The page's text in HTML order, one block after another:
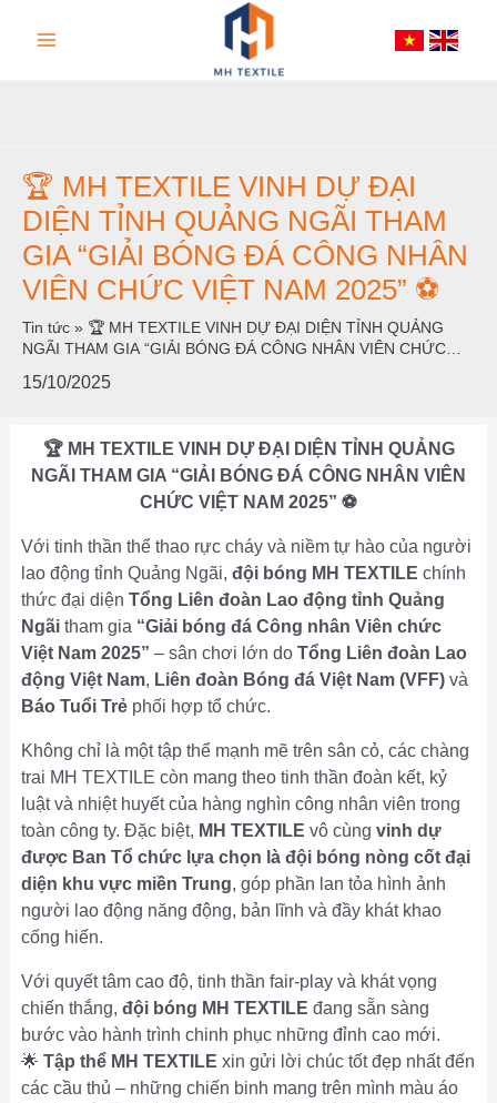
🏆 MH TEXTILE VINH DỰ ĐẠI
DIỆN TỈNH QUẢNG NGÃI THAM
GIA “GIẢI BÓNG ĐÁ CÔNG NHÂN
VIÊN CHỨC VIỆT NAM 2025” ⚽
Tin tức » 🏆 MH TEXTILE VINH DỰ ĐẠI DIỆN TỈNH QUẢNG
NGÃI THAM GIA “GIẢI BÓNG ĐÁ CÔNG NHÂN VIÊN CHỨC
15/10/2025
🏆 MH TEXTILE VINH DỰ ĐẠI DIỆN TỈNH QUẢNG
NGÃI THAM GIA “GIẢI BÓNG ĐÁ CÔNG NHÂN VIÊN
CHỨC VIỆT NAM 2025” ⚽
Với tinh thần thể thao rực cháy và niềm tự hào của người
lao động tỉnh Quảng Ngãi, đội bóng MH TEXTILE chính
thức đại diện Tổng Liên đoàn Lao động tỉnh Quảng
Ngãitham gia “Giải bóng đá Công nhân Viên chức
Việt Nam 2025” – sân chơi lớn do Tổng Liên đoàn Lao
động Việt Nam, Liên đoàn Bóng đá Việt Nam (VFF)và
Báo Tuổi Trẻphối hợp tổ chức.
Không chỉ là một tập thể mạnh mẽ trên sân cỏ, các chàng
trai MH TEXTILE còn mang theo tinh thần đoàn kết, kỷ
luật và nhiệt huyết của hàng nghìn công nhân viên trong
toàn công ty. Đặc biệt, MH TEXTILE vô cùng vinh dự
được Ban Tổ chức lựa chọn là đội bóng nòng cốt đại
diện khu vực miền Trung, góp phần lan tỏa hình ảnh
người lao động năng động, bản lĩnh và đầy khát khao
cống hiến.
Với quyết tâm cao độ, tinh thần fair-play và khát vọng
chiến thắng, đội bóng MH TEXTILE đang sẵn sàng
bước vào hành trình chinh phục những đỉnh cao mới.
🌟 Tập thể MH TEXTILE xin gửi lời chúc tốt đẹp nhất đến
các cầu thủ – những chiến binh mang trên mình màu áo